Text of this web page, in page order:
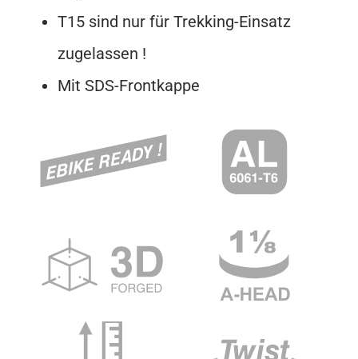
T15 sind nur für Trekking-Einsatz
zugelassen !
Mit SDS-Frontkappe